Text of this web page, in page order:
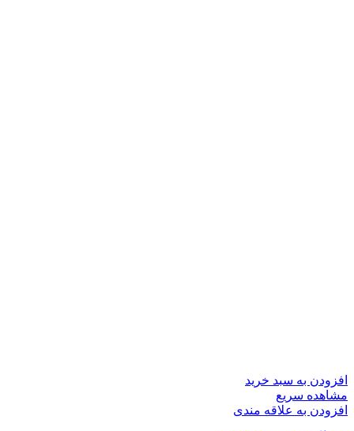
افزودن به سبد خرید
مشاهده سریع
افزودن به علاقه مندی